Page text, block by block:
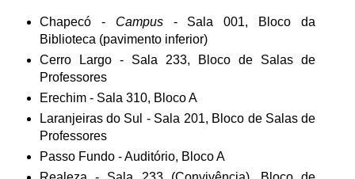
Chapecó - Campus- Sala 001, Bloco da
Biblioteca (pavimento inferior)
Cerro Largo - Sala 233, Bloco de Salas de
Professores
Erechim - Sala 310, Bloco A
Laranjeiras do Sul - Sala 201, Bloco de Salas de
Professores
Passo Fundo - Auditório, Bloco A